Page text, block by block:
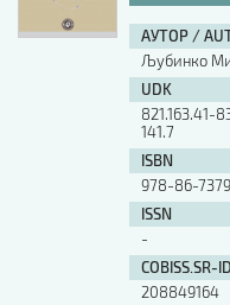
АУТОР /
Љубинко
UDK
821.163.41-
141.7
ISBN
978-86-
ISSN
-
COBISS.SR-ID
208849164